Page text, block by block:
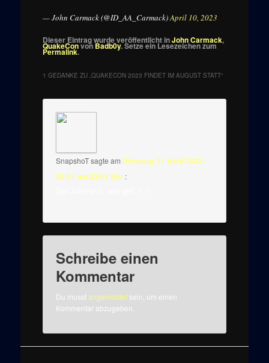
— John Carmack (@ID_AA_Carmack)April 10, 2023
Dieser Eintrag wurde veröffentlicht inJohn Carmack,
QuakeConvonBadb0y. Setze ein Lesezeichen zum
Permalink.
1 GEDANKE ZU „ QUAKECON 2023 FINDET IM AUGUST STATT“
SnapshoTsagte am Dienstag, 11 April 2023 -
23:01 um 23:01 Uhr :
Schreibe einen
Kommentar
Du musstangemeldetsein, um einen
Kommentar abzugeben.